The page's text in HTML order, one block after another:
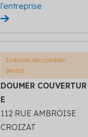
l'entreprise
Isolation des combles
perdus
DOUMER COUVERTUR
E
112 RUE AMBROISE
CROIZAT